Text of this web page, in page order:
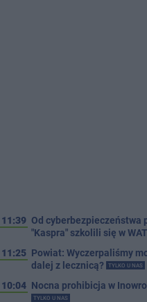
11:39 Od cyberbezpieczeństwa
"Kaspra" szkolili się w WAT
11:25 Powiat: Wyczerpaliśmy
dalej z lecznicą?
TYLKO U NAS
10:04 Nocna prohibicja w
TYLKO U NAS